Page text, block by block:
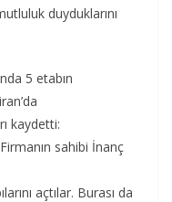
duyduklarını
5 etabın
kaydetti:
sahibi İnanç
açtılar. Burası da